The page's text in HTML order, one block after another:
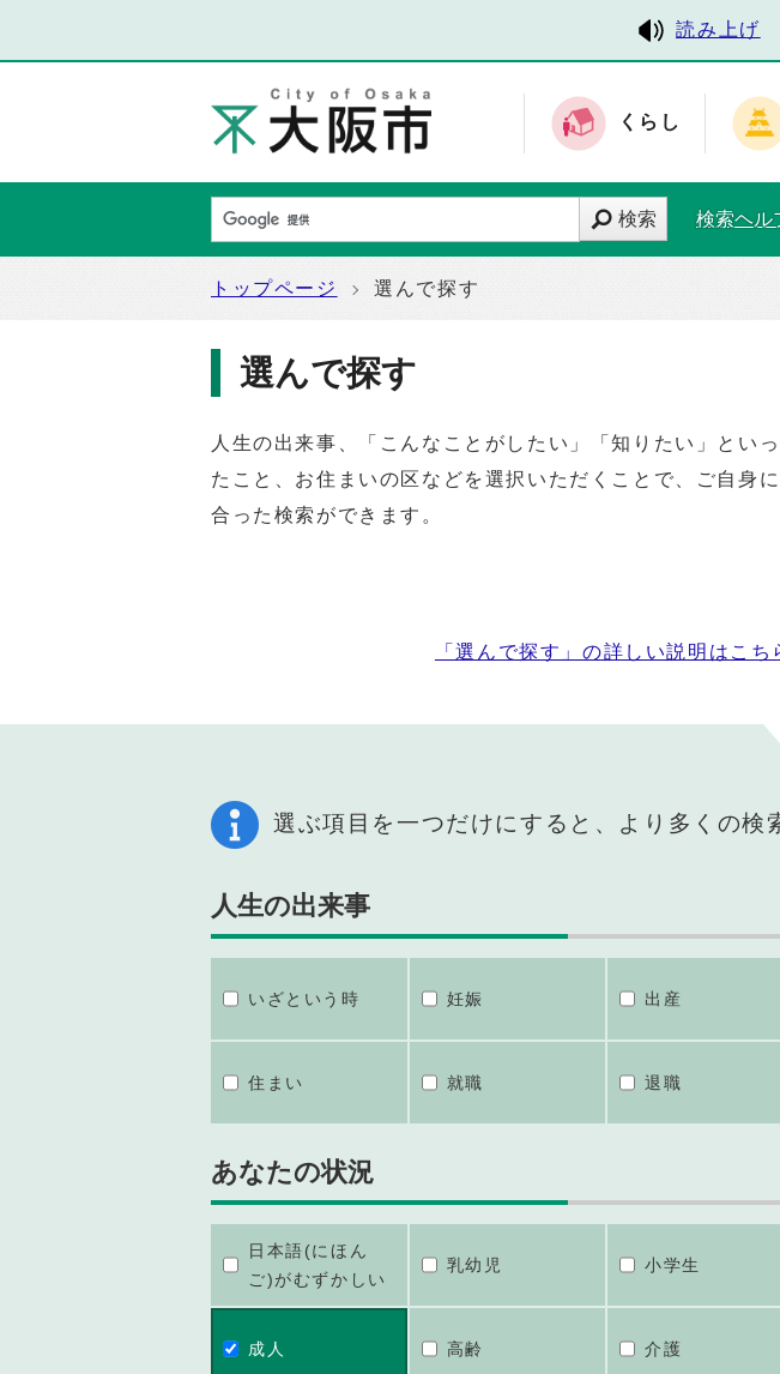
読み上げ
くらし
検索 検索ヘル
トップページ 選んで探す
選んで探す
人生の出来事、「こんなことがしたい」「知りたい」といっ
たこと、お住まいの区などを選択いただくことで、ご自身に
合った検索ができます。
「選んで探す」の詳しい説明はこち
選ぶ項目を一つだけにすると、より多くの検
人生の出来事
いざという時 妊娠 出産
住まい 就職 退職
あなたの状況
日本語(にほん
ご)がむずかしい
乳幼児 小学生
成人 高齢 介護